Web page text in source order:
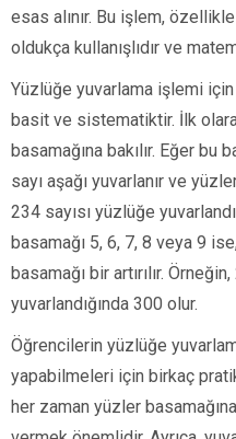
esas alınır. Bu işlem,
oldukça kullanışlıdır ve
Yüzlüğe yuvarlama işlemi
basit ve sistematiktir. İlk
basamağına bakılır. Eğer bu
sayı aşağı yuvarlanır ve
234 sayısı yüzlüğe
basamağı 5, 6, 7, 8 veya 9
basamağı bir artırılır.
yuvarlandığında 300 olur.
Öğrencilerin yüzlüğe
yapabilmeleri için birkaç
her zaman yüzler